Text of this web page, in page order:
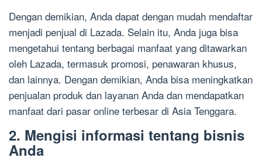
Dengan demikian, Anda dapat dengan mudah mendaftar
menjadi penjual di Lazada. Selain itu, Anda juga bisa
mengetahui tentang berbagai manfaat yang ditawarkan
oleh Lazada, termasuk promosi, penawaran khusus,
dan lainnya. Dengan demikian, Anda bisa meningkatkan
penjualan produk dan layanan Anda dan mendapatkan
manfaat dari pasar online terbesar di Asia Tenggara.
2. Mengisi informasi tentang bisnis
Anda